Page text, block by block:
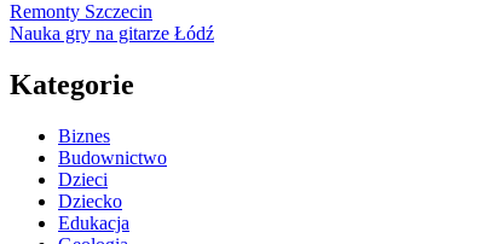
Remonty Szczecin
Nauka gry na gitarze Łódź
Kategorie
Biznes
Budownictwo
Dzieci
Dziecko
Edukacja